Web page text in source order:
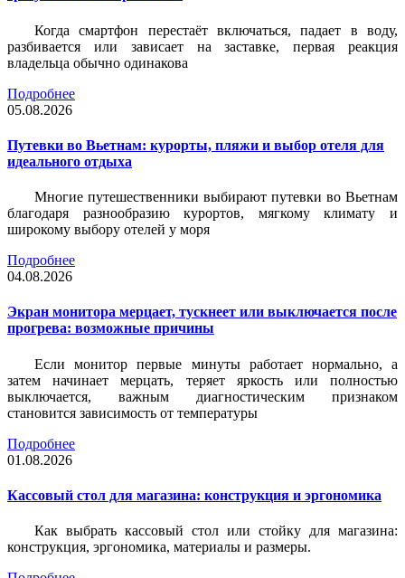
Когда смартфон перестаёт включаться, падает в воду,
разбивается или зависает на заставке, первая реакция
владельца обычно одинакова
Подробнее
05.08.2026
Путевки во Вьетнам: курорты, пляжи и выбор отеля для
идеального отдыха
Многие путешественники выбирают путевки во Вьетнам
благодаря разнообразию курортов, мягкому климату и
широкому выбору отелей у моря
Подробнее
04.08.2026
Экран монитора мерцает, тускнеет или выключается после
прогрева: возможные причины
Если монитор первые минуты работает нормально, а
затем начинает мерцать, теряет яркость или полностью
выключается, важным диагностическим признаком
становится зависимость от температуры
Подробнее
01.08.2026
Кассовый стол для магазина: конструкция и эргономика
Как выбрать кассовый стол или стойку для магазина:
конструкция, эргономика, материалы и размеры.